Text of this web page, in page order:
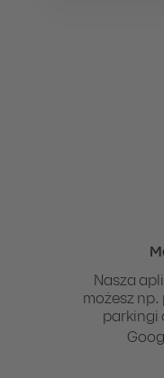
Nasza
możesz np.
parkingi